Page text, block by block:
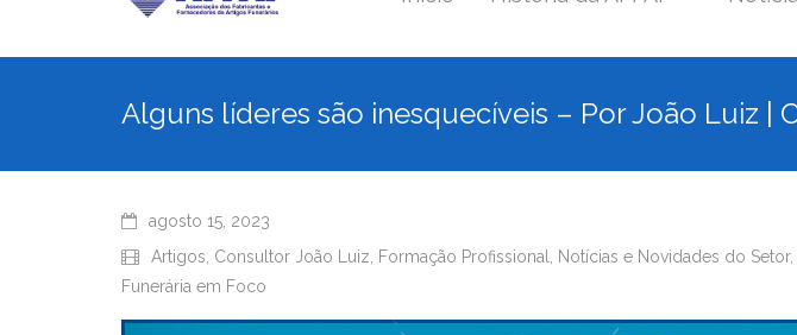
Alguns líderes são inesquecíveis – Por João Luiz |
agosto 15, 2023
Artigos Consultor João Luiz Formação Profissional Notícias e Novidades do Setor,
Funerária em Foco